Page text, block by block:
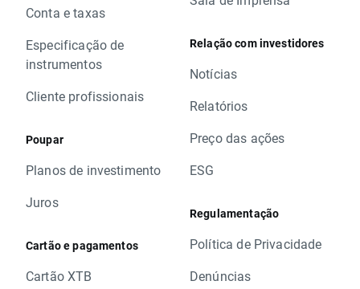
Conta e taxas
Especificação de
instrumentos
Cliente profissionais
Poupar
Planos de investimento
Juros
Cartão e pagamentos
Cartão XTB
Relação com investidores
Notícias
Relatórios
Preço das ações
ESG
Regulamentação
Política de Privacidade
Denúncias